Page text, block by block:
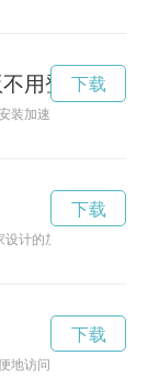
用登录
装加速器永久免费版
下载
计的加速器软件，可
下载
地访问各类网站和应
下载